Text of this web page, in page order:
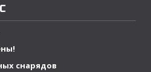
снарядов